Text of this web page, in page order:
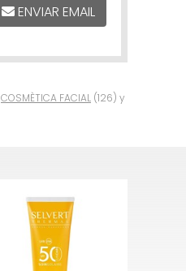
COSMÈTICA FACIAL (126) y
ENVIAR EMAIL